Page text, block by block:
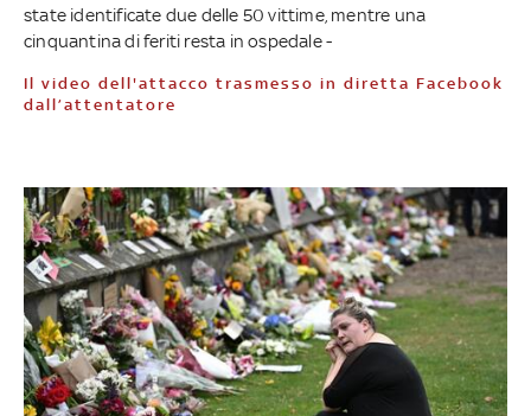
state identificate due delle 50 vittime, mentre una
cinquantina di feriti resta in ospedale -
Il video dell'attacco trasmesso in diretta Facebook
dall’attentatore